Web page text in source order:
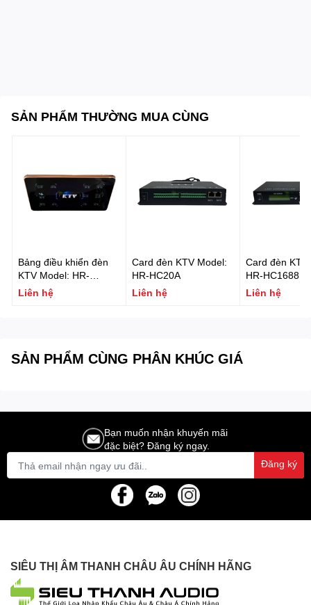
SẢN PHẨM THƯỜNG MUA CÙNG
Bảng điều khiển đèn
KTV Model: HR-
QB006
Liên hệ
Card đèn KTV Model:
HR-HC20A
Liên hệ
Card đèn KTV
HR-HC1688
Liên hệ
SẢN PHẨM CÙNG PHÂN KHÚC GIÁ
Bạn muốn nhận khuyến mãi
đặc biệt? Đăng ký ngay.
Đăng ký
SIÊU THỊ ÂM THANH CHÂU ÂU CHÍNH HÃNG